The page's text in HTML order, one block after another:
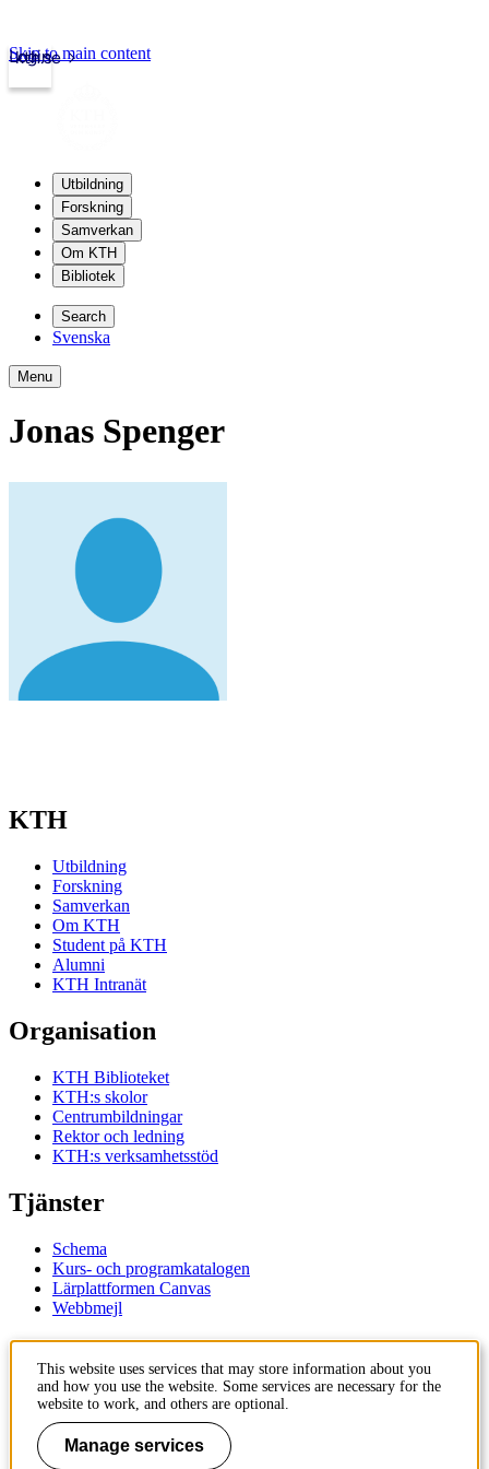
kth.se
Login
Skip to main content
Utbildning
Forskning
Samverkan
Om KTH
Bibliotek
Search
Svenska
Menu
Jonas Spenger
KTH
Utbildning
Forskning
Samverkan
Om KTH
Student på KTH
Alumni
KTH Intranät
Organisation
KTH Biblioteket
KTH:s skolor
Centrumbildningar
Rektor och ledning
KTH:s verksamhetsstöd
Tjänster
Schema
Kurs- och programkatalogen
Lärplattformen Canvas
Webbmejl
Kontakt
KTH
100 44 Stockholm
+46 8 790 60 00
This website uses services that may store information about you
and how you use the website. Some services are necessary for the
website to work, and others are optional.
Manage services